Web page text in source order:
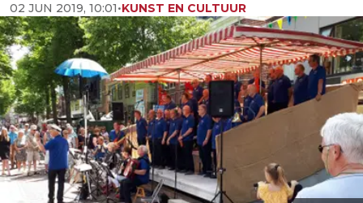
02 JUN 2019, 10:01•KUNST EN CULTUUR